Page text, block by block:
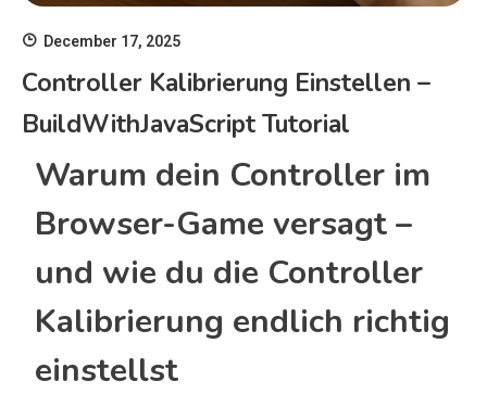
December 17, 2025
Controller Kalibrierung Einstellen –
BuildWithJavaScript Tutorial
Warum dein Controller im
Browser-Game versagt –
und wie du die Controller
Kalibrierung endlich richtig
einstellst